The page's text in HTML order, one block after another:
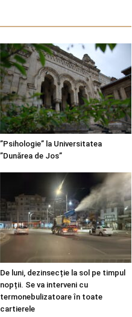
”Psihologie” la Universitatea
”Dunărea de Jos”
De luni, dezinsecție la sol pe timpul
nopții. Se va interveni cu
termonebulizatoare în toate
cartierele